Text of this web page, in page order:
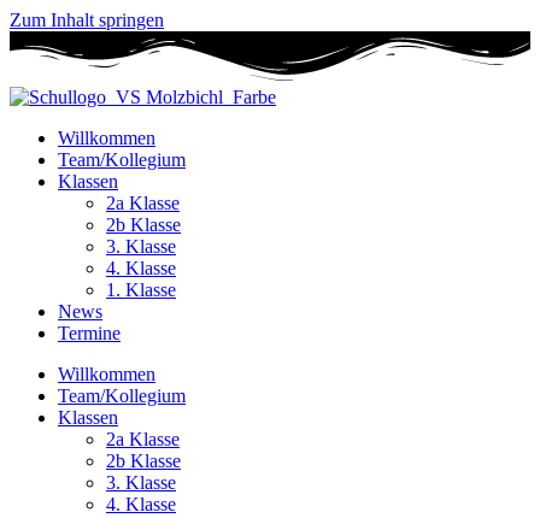
Zum Inhalt springen
Willkommen
Team/Kollegium
Klassen
2a Klasse
2b Klasse
3. Klasse
4. Klasse
1. Klasse
News
Termine
Willkommen
Team/Kollegium
Klassen
2a Klasse
2b Klasse
3. Klasse
4. Klasse